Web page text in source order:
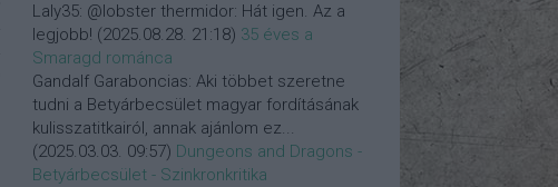
Laly35: @lobster thermidor: Hát igen. Az a
legjobb! (2025.08.28. 21:18) 35 éves a
Smaragd románca
Gandalf Garaboncias: Aki többet szeretne
tudni a Betyárbecsület magyar fordításának
kulisszatitkairól, annak ajánlom ez...
(2025.03.03. 09:57) Dungeons and Dragons -
Betyárbecsület - Szinkronkritika